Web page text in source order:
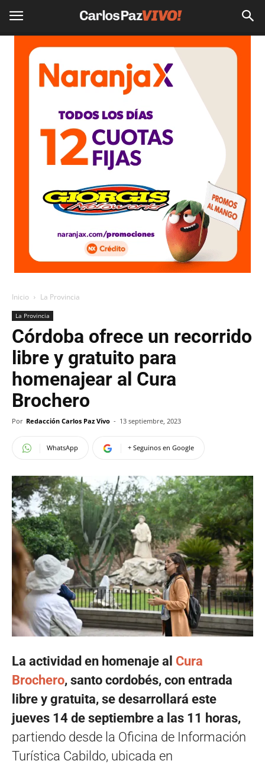
Inicio La Provincia
La Provincia
Córdoba ofrece un recorrido
libre y gratuito para
homenajear al Cura
Brochero
Por Redacción Carlos Paz Vivo - 13 septiembre, 2023
WhatsApp + Seguinos en Google
La actividad en homenaje al Cura
Brochero, santo cordobés, con entrada
libre y gratuita, se desarrollará este
jueves 14 de septiembre a las 11 horas,
partiendo desde la Oficina de Información
Turística Cabildo, ubicada en